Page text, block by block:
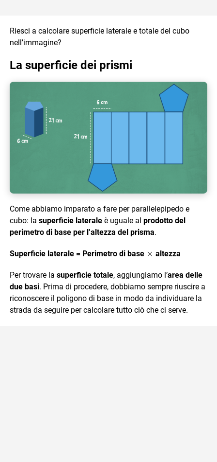
Riesci a calcolare superficie laterale e totale del cubo
nell’immagine?
La superficie dei prismi
Come abbiamo imparato a fare per parallelepipedo e
cubo: la superficie laterale è uguale al prodotto del
perimetro di base per l’altezza del prisma.
Superficie laterale = Perimetro di base \times
× altezza
Per trovare la superficie totale, aggiungiamo l’area delle
due basi. Prima di procedere, dobbiamo sempre riuscire a
riconoscere il poligono di base in modo da individuare la
strada da seguire per calcolare tutto ciò che ci serve.